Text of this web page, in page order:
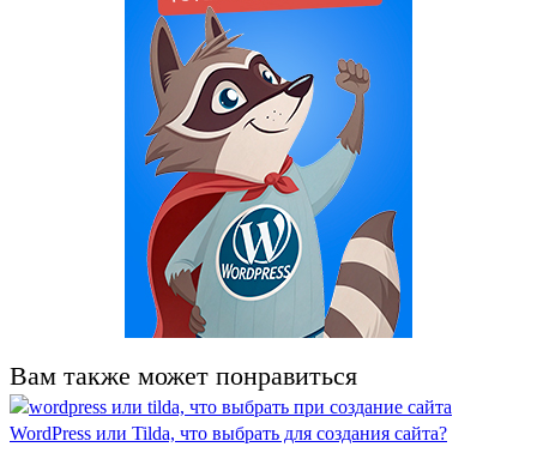
Вам также может понравиться
WordPress или Tilda, что выбрать для создания сайта?